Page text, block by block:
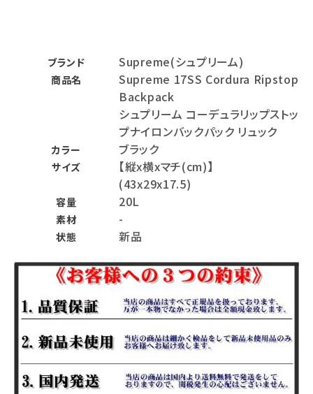
ブランド Supreme(シュプリーム)
商品名
Supreme 17SS Cordura Ripstop
Backpack
シュプリーム コーデュラリップストッ
プナイロンバックパック リュック
カラー ブラック
サイズ
【縦x横xマチ(cm)】
(43x29x17.5)
容量 20L
素材 -
状態 新品